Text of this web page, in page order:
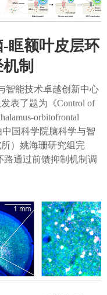
眶额叶皮层环
制
智能技术卓越创新中心
表了题为《Control of
orbitofrontal
国科学院脑科学与智
）姚海珊研究组完
路通过前馈抑制机制调